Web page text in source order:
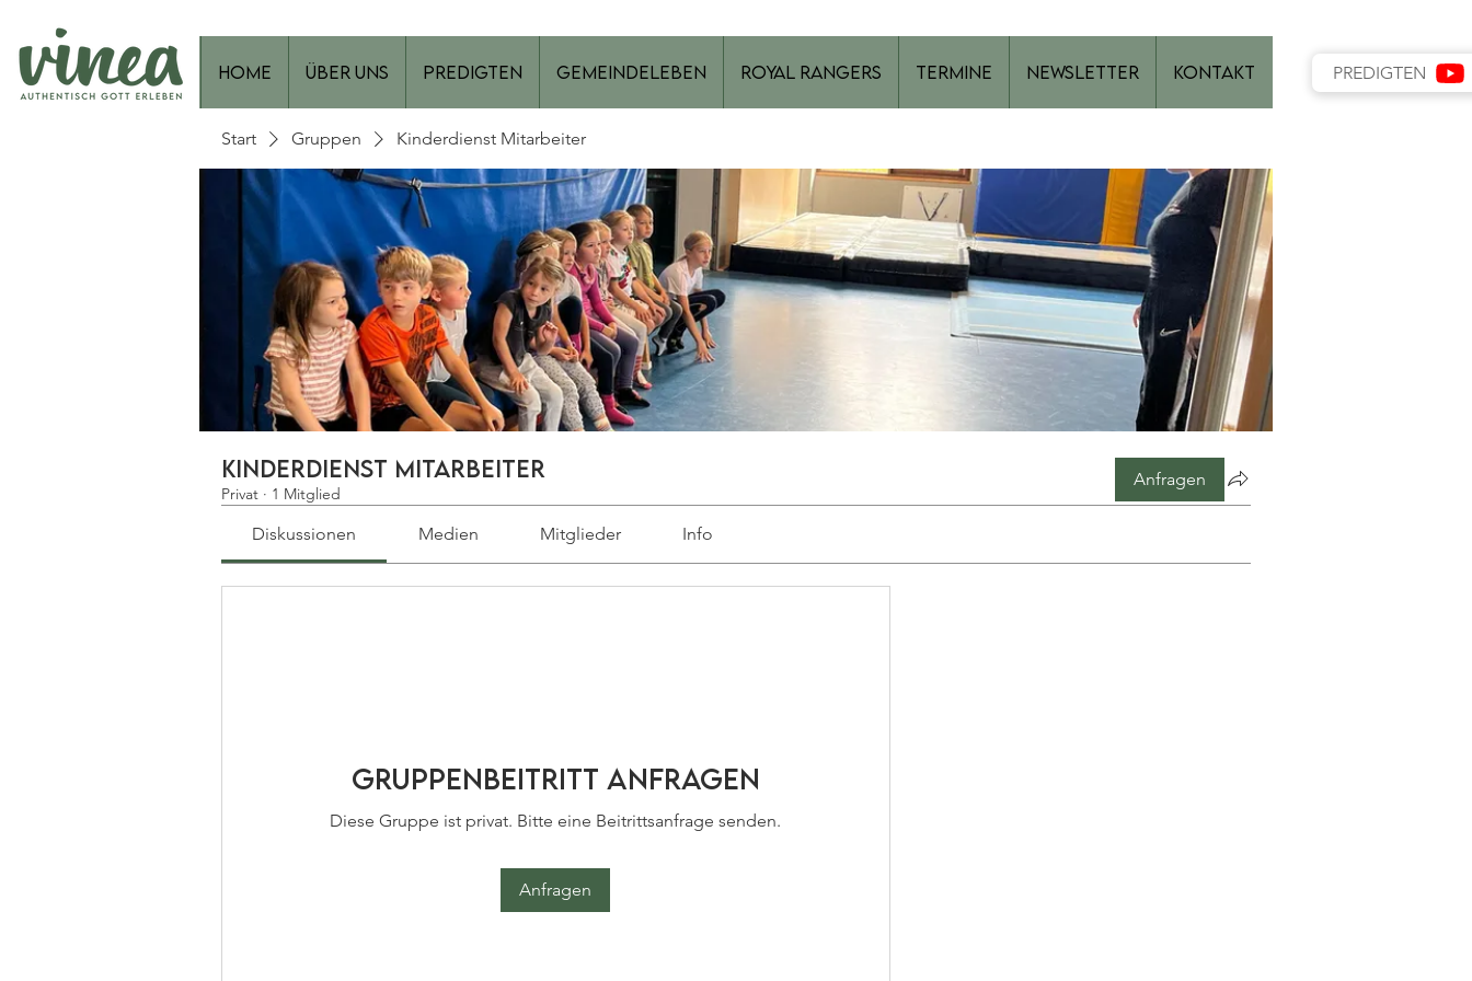
Home Über Uns Predigten Gemeindeleben Royal Rangers Termine Newsletter Kontakt PREDIGTEN
Start Gruppen Kinderdienst Mitarbeiter
Kinderdienst Mitarbeiter
Privat · 1 Mitglied
Anfragen
Diskussionen Medien Mitglieder Info
Gruppenbeitritt anfragen
Diese Gruppe ist privat. Bitte eine Beitrittsanfrage senden.
Anfragen